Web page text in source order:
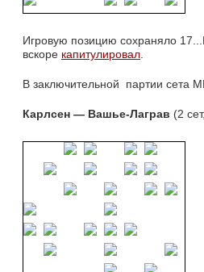
Игровую позицию сохраняло
вскоре капитулировал
В заключительной партии сета
Карлсен — Вашье-Лаграв (2